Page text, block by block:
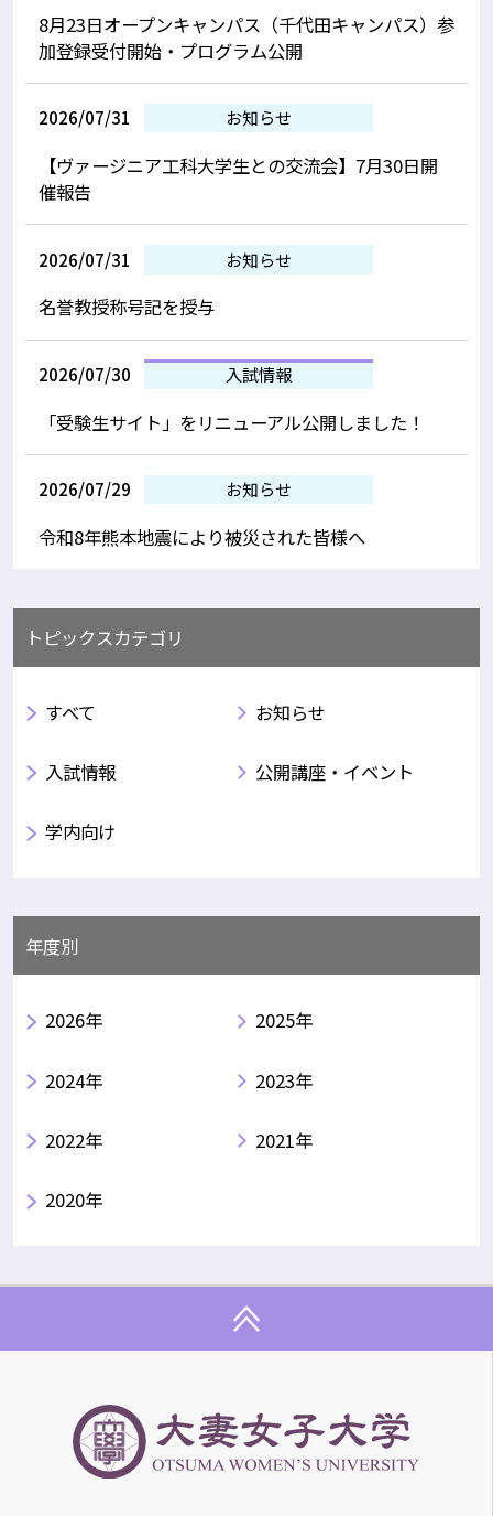
8月23日オープンキャンパス（千代田キャンパス）参
加登録受付開始・プログラム公開
2026/07/31 お知らせ
【ヴァージニア工科大学生との交流会】7月30日開
催報告
2026/07/31 お知らせ
名誉教授称号記を授与
2026/07/30 入試情報
「受験生サイト」をリニューアル公開しました！
2026/07/29 お知らせ
令和8年熊本地震により被災された皆様へ
トピックスカテゴリ
すべて お知らせ
入試情報 公開講座・イベント
学内向け
年度別
2026年 2025年
2024年 2023年
2022年 2021年
2020年